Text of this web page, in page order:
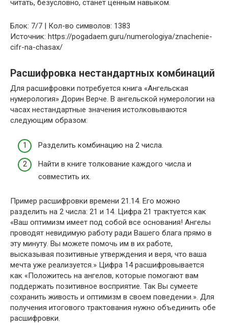
читать, безусловно, станет ценным навыком.
Блок: 7/7 | Кол-во символов: 1383
Источник: https://pogadaem.guru/numerologiya/znachenie-
cifr-na-chasax/
Расшифровка нестандартных комбинаций
Для расшифровки потребуется книга «Ангельская
нумерология» Дорин Верче. В ангельской нумерологии на
часах нестандартные значения истолковываются
следующим образом:
Разделить комбинацию на 2 числа.
Найти в книге толкование каждого числа и
совместить их.
Пример расшифровки времени 21.14. Его можно
разделить на 2 числа: 21 и 14. Цифра 21 трактуется как
«Ваш оптимизм имеет под собой все основания! Ангелы
проводят невидимую работу ради Вашего блага прямо в
эту минуту. Вы можете помочь им в их работе,
высказывая позитивные утверждения и веря, что ваша
мечта уже реализуется.» Цифра 14 расшифровывается
как «Положитесь на ангелов, которые помогают вам
поддержать позитивное восприятие. Так Вы сумеете
сохранить живость и оптимизм в своем поведении.». Для
получения итогового трактования нужно объединить обе
расшифровки.